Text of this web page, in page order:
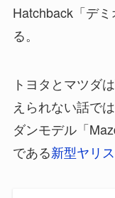
Hatchback「デ
る。
トヨタとマツダ
えられない話で
ダンモデル「
である新型ヤリ